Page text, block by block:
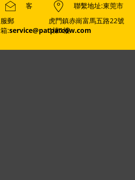
客
服郵
箱:service@patpatcow.com
聯繫地址:東莞市
虎門鎮赤崗富馬五路22號
1棟1樓